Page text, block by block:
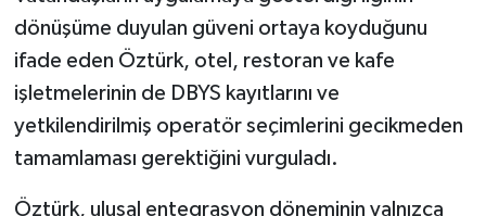
dönüşüme duyulan güveni ortaya koyduğunu
ifade eden Öztürk, otel, restoran ve kafe
işletmelerinin de DBYS kayıtlarını ve
yetkilendirilmiş operatör seçimlerini gecikmeden
tamamlaması gerektiğini vurguladı.
Öztürk, ulusal entegrasyon döneminin yalnızca